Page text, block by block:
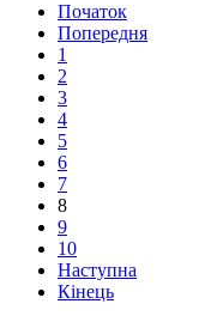
Початок
Попередня
1
2
3
4
5
6
7
8
9
10
Наступна
Кінець